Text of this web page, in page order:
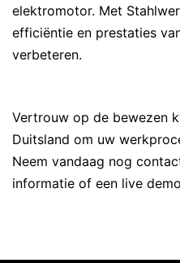
elektromotor. Met
efficiëntie en prestaties
verbeteren.
Vertrouw op de bewezen
Duitsland om uw
Neem vandaag nog
informatie of een live